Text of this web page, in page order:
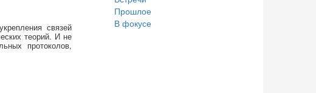
связей
теорий. И не
протоколов,
Прошлое
В фокусе